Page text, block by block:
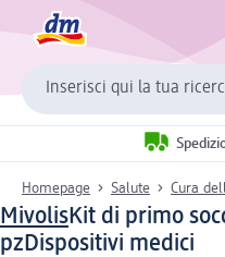
Inserisci qui la tua
Homepage Salute Cura
MivolisKit di primo
pzDispositivi medici